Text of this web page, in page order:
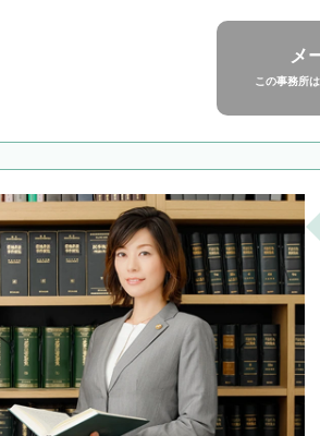
メ
この事務所